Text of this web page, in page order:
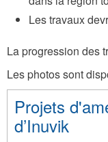
Les travaux
La progression des
Les photos sont
Projets
d’Inuvik